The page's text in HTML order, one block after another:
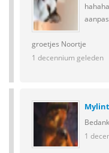
groetjes Noortje
1 decennium geleden
1